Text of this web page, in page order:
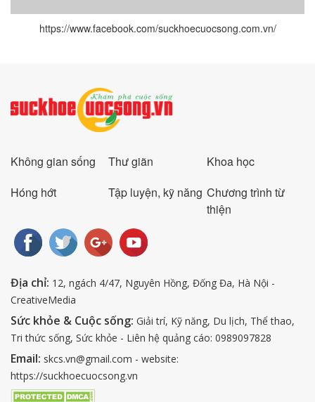
https://www.facebook.com/suckhoecuocsong.com.vn/
Không gian sống Thư giãn
Khoa học
Hóng hớt
Tập luyện, kỹ năng Chương trình từ
thiện
Địa chỉ: 12, ngách 4/47, Nguyên Hồng, Đống Đa, Hà Nội -
CreativeMedia
Sức khỏe & Cuộc sống: Giải trí, Kỹ năng, Du lịch, Thể thao,
Tri thức sống, Sức khỏe - Liên hệ quảng cáo: 0989097828
Email: skcs.vn@gmail.com - website:
https://suckhoecuocsong.vn